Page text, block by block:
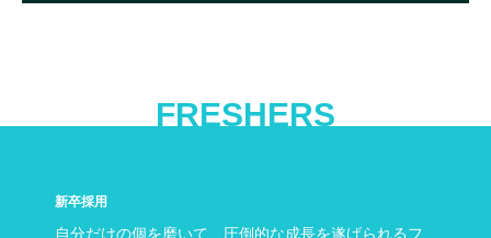
FRESHERS
新卒採用
自分だけの個を磨いて、圧倒的な成長を遂げられるフ